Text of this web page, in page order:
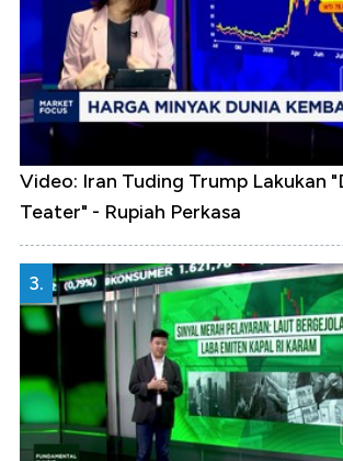
Video: Iran Tuding Trump Lakukan
Teater" - Rupiah Perkasa
3.